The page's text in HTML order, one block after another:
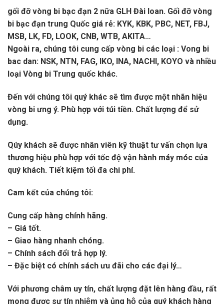
gối đỡ vòng bi bạc đạn 2 nữa GLH Đài loan. Gối đỡ vòng
bi bạc đạn trung Quốc giá rẻ: KYK, KBK, PBC, NET, FBJ,
MSB, LK, FD, LOOK, CNB, WTB, AKITA…
Ngoài ra, chúng tôi cung cấp vòng bi các loại : Vong bi
bac dan: NSK, NTN, FAG, IKO, INA, NACHI, KOYO và nhiều
loại Vòng bi Trung quốc khác.
Đến với chúng tôi quý khác sẽ tìm được một nhãn hiệu
vòng bi ưng ý. Phù hợp với túi tiền. Chất lượng để sử
dụng.
Qúy khách sẽ được nhân viên kỹ thuật tư vấn chọn lựa
thương hiệu phù hợp với tốc độ vận hành máy móc của
quý khách. Tiết kiệm tối đa chi phí.
Cam kết của chúng tôi:
Cung cấp hàng chính hãng.
– Giá tốt.
– Giao hàng nhanh chóng.
– Chính sách đổi trả hợp lý.
– Đặc biệt có chính sách ưu đãi cho các đại lý…
Với phương châm uy tín, chất lượng đặt lên hàng đầu, rất
mong được sự tín nhiệm và ủng hộ của quý khách hàng